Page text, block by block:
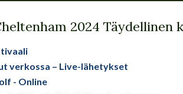
2024 Täydellinen
verkossa – Live-lähetykset
- Online